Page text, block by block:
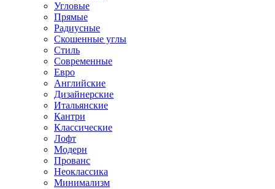
Угловые
Прямые
Радиусные
Скошенные углы
Стиль
Современные
Евро
Английские
Дизайнерские
Итальянские
Кантри
Классические
Лофт
Модерн
Прованс
Неоклассика
Минимализм